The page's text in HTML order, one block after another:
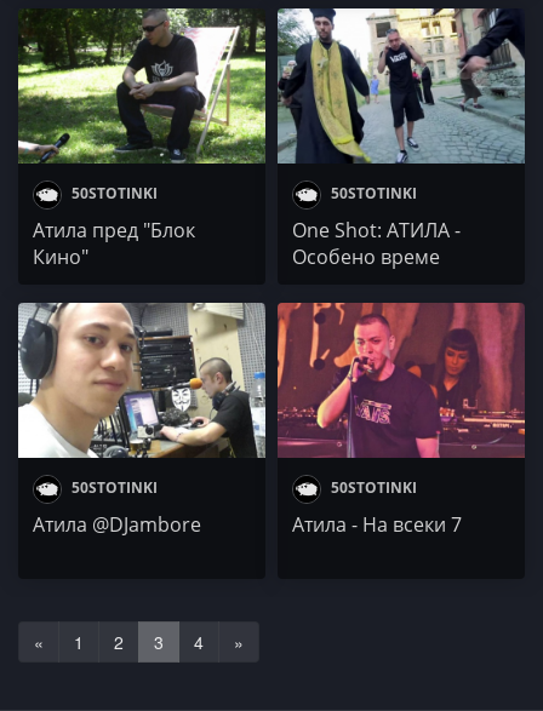
Щабквартира 2
50STOTINKI
Атила пред "Блок
Кино"
50STOTINKI
One Shot: АТИЛА -
Особено време
50STOTINKI
Атила @DJambore
50STOTINKI
Атила - На всеки 7
« 1 2 3 4 »